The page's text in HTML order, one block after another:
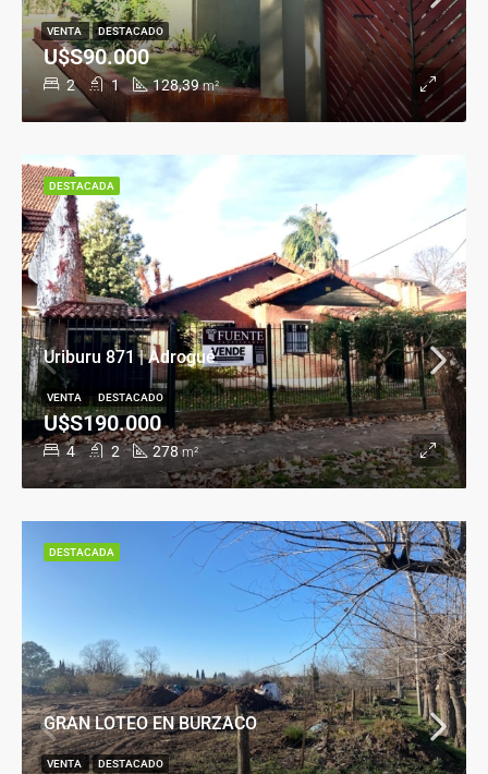
2 1 128,39 m²
U$S90.000
VENTA DESTACADO
Uriburu 871 | Adrogué
4 2 278 m²
U$S190.000
VENTA DESTACADO
DESTACADA
GRAN LOTEO EN BURZACO
VENTA DESTACADO
DESTACADA